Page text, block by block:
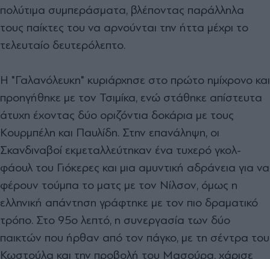
πολύτιμα συμπεράσματα, βλέποντας παράλληλα
τους παίκτες του να αρνούνται την ήττα μέχρι το
τελευταίο δευτερόλεπτο.
Η "Γαλανόλευκη" κυριάρχησε στο πρώτο ημίχρονο και
προηγήθηκε με τον Τσιμίκα, ενώ στάθηκε απίστευτα
άτυχη έχοντας δύο οριζόντια δοκάρια με τους
Κουρμπέλη και Παυλίδη. Στην επανάληψη, οι
Σκανδιναβοί εκμεταλλεύτηκαν ένα τυχερό γκολ-
φάουλ του Γιόκερες και μια αμυντική αδράνεια για να
φέρουν τούμπα το ματς με τον Νίλσον, όμως η
ελληνική απάντηση γράφτηκε με τον πιο δραματικό
τρόπο. Στο 95ο λεπτό, η συνεργασία των δύο
παικτών που ήρθαν από τον πάγκο, με τη σέντρα του
Κωστούλα και την προβολή του Μασούρα, χάρισε